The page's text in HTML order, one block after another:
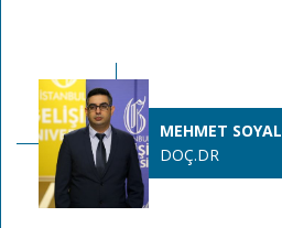
MEHMET SOYAL
DOÇ.DR